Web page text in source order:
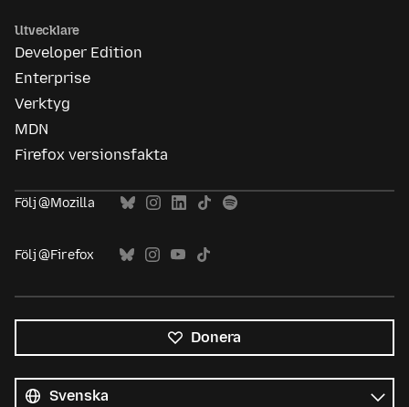
Utvecklare
Developer Edition
Enterprise
Verktyg
MDN
Firefox versionsfakta
Följ @Mozilla
Följ @Firefox
Donera
språk
Språk